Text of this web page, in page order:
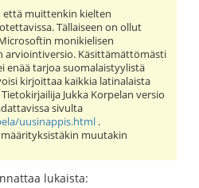
että muittenkin kielten
Tällaiseen on ollut
monikielisen
arviointiversio. Käsittämättömästi
enää tarjoa suomalaistyylistä
kirjoittaa kaikkia latinalaista
Jukka Korpelan versio
sivulta
uusinappis.html .
muutakin
lukaista: